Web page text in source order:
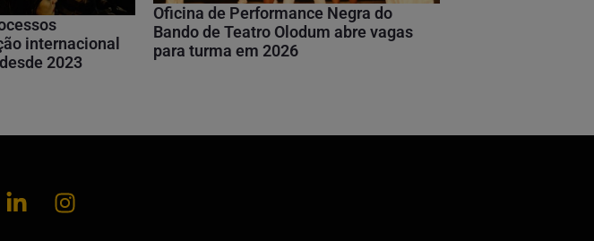
internacional
2023
Oficina de Performance Negra do
Bando de Teatro Olodum abre vagas
para turma em 2026